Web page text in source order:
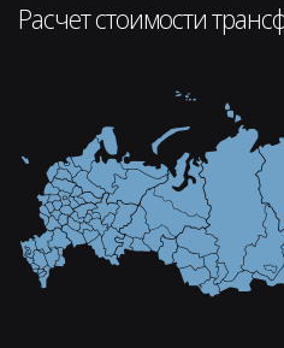
Расчет стоимости